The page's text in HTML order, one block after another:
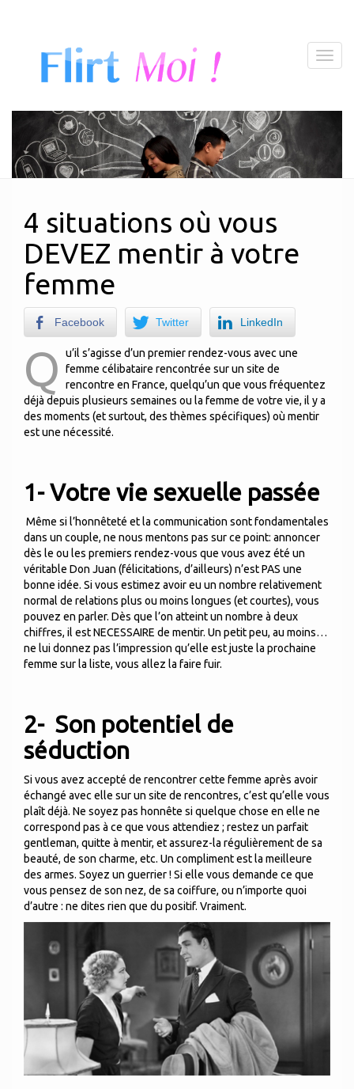
T
o
4 situations où vous
DEVEZ mentir à votre
femme
Facebook Twitter LinkedIn
Q
u’il s’agisse d’un premier rendez-vous avec une
femme célibataire rencontrée sur un site de
rencontre en France, quelqu’un que vous fréquentez
déjà depuis plusieurs semaines ou la femme de votre vie, il y a
des moments (et surtout, des thèmes spécifiques) où mentir
est une nécessité.
1-Votre vie sexuelle passée
Même si l’honnêteté et la communication sont fondamentales
dans un couple, ne nous mentons pas sur ce point: annoncer
dès le ou les premiers rendez-vous que vous avez été un
véritable Don Juan (félicitations, d’ailleurs) n’est PAS une
bonne idée. Si vous estimez avoir eu un nombre relativement
normal de relations plus ou moins longues (et courtes), vous
pouvez en parler. Dès que l’on atteint un nombre à deux
chiffres, il est NECESSAIRE de mentir. Un petit peu, au moins…
ne lui donnez pas l’impression qu’elle est juste la prochaine
femme sur la liste, vous allez la faire fuir.
2- Son potentiel de
séduction
Si vous avez accepté de rencontrer cette femme après avoir
échangé avec elle sur un site de rencontres, c’est qu’elle vous
plaît déjà. Ne soyez pas honnête si quelque chose en elle ne
correspond pas à ce que vous attendiez ; restez un parfait
gentleman, quitte à mentir, et assurez-la régulièrement de sa
beauté, de son charme, etc. Un compliment est la meilleure
des armes. Soyez un guerrier ! Si elle vous demande ce que
vous pensez de son nez, de sa coiffure, ou n’importe quoi
d’autre : ne dites rien que du positif. Vraiment.